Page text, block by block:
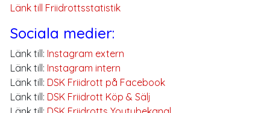
Länk till Friidrottsstatistik
Sociala medier:
Länk till: Instagram extern
Länk till: Instagram intern
Länk till: DSK Friidrott på Facebook
Länk till: DSK Friidrott Köp & Sälj